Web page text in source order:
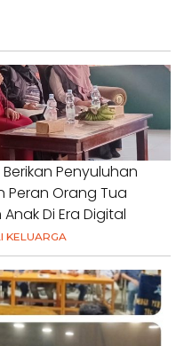
Penyuluhan
Orang Tua
Di Era Digital
KELUARGA